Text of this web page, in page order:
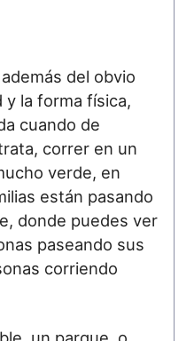
del obvio
y la forma física,
cuando de
correr en un
verde, en
están pasando
donde puedes ver
paseando sus
corriendo